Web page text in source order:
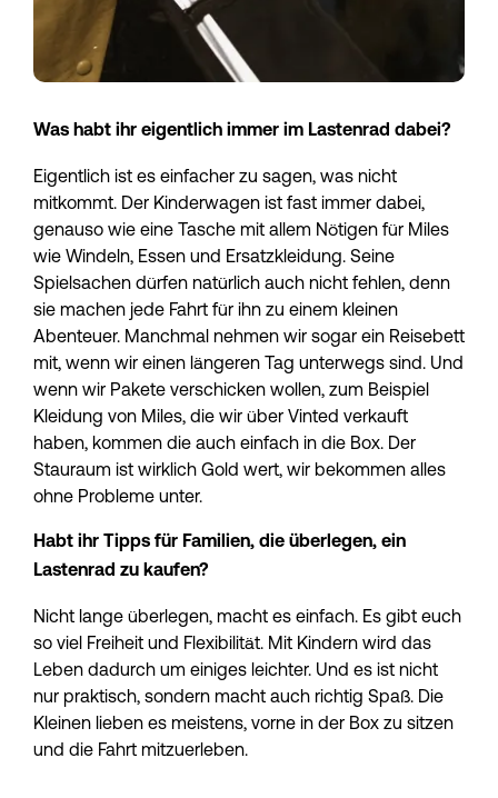
Was habt ihr eigentlich immer im Lastenrad dabei?
Eigentlich ist es einfacher zu sagen, was nicht
mitkommt. Der Kinderwagen ist fast immer dabei,
genauso wie eine Tasche mit allem Nötigen für Miles
wie Windeln, Essen und Ersatzkleidung. Seine
Spielsachen dürfen natürlich auch nicht fehlen, denn
sie machen jede Fahrt für ihn zu einem kleinen
Abenteuer. Manchmal nehmen wir sogar ein Reisebett
mit, wenn wir einen längeren Tag unterwegs sind. Und
wenn wir Pakete verschicken wollen, zum Beispiel
Kleidung von Miles, die wir über Vinted verkauft
haben, kommen die auch einfach in die Box. Der
Stauraum ist wirklich Gold wert, wir bekommen alles
ohne Probleme unter.
Habt ihr Tipps für Familien, die überlegen, ein
Lastenrad zu kaufen?
Nicht lange überlegen, macht es einfach. Es gibt euch
so viel Freiheit und Flexibilität. Mit Kindern wird das
Leben dadurch um einiges leichter. Und es ist nicht
nur praktisch, sondern macht auch richtig Spaß. Die
Kleinen lieben es meistens, vorne in der Box zu sitzen
und die Fahrt mitzuerleben.